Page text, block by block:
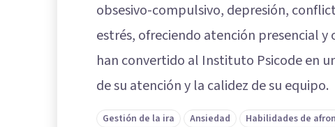
obsesivo-compulsivo, depresión,
estrés, ofreciendo atención presencial y
han convertido al Instituto Psicode en
de su atención y la calidez de su equipo.
Gestión de la ira Ansiedad Habilidades de